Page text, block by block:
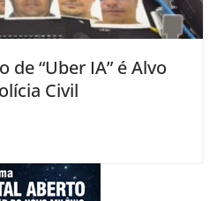
“Uber IA” é Alvo
Civil